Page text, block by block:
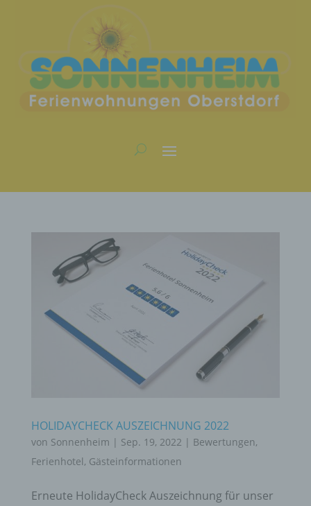
HOLIDAYCHECK AUSZEICHNUNG 2022
von Sonnenheim | Sep. 19, 2022 | Bewertungen,
Ferienhotel, Gästeinformationen
Erneute HolidayCheck Auszeichnung für unser